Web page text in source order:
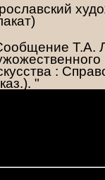
Т.А.
:
"